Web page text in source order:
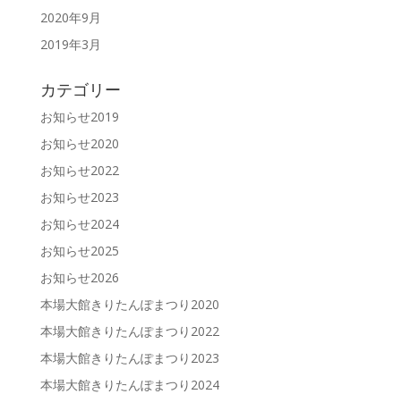
2020年9月
2019年3月
カテゴリー
お知らせ2019
お知らせ2020
お知らせ2022
お知らせ2023
お知らせ2024
お知らせ2025
お知らせ2026
本場大館きりたんぽまつり2020
本場大館きりたんぽまつり2022
本場大館きりたんぽまつり2023
本場大館きりたんぽまつり2024